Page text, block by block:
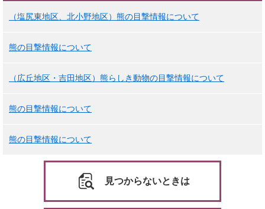
（塩尻東地区、北小野地区）熊の目撃情報について
熊の目撃情報について
（広丘地区・吉田地区）熊らしき動物の目撃情報について
熊の目撃情報について
熊の目撃情報について
見つからないときは